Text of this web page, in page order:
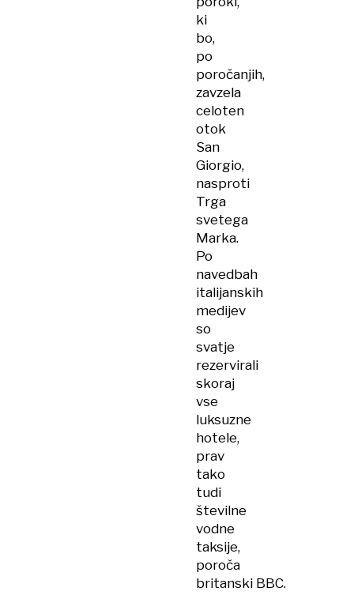
ki
bo,
po
poročanjih,
zavzela
celoten
otok
San
Giorgio,
nasproti
Trga
svetega
Marka.
Po
navedbah
italijanskih
medijev
so
svatje
rezervirali
skoraj
vse
luksuzne
hotele,
prav
tako
tudi
številne
vodne
taksije,
poroča
britanski BBC.